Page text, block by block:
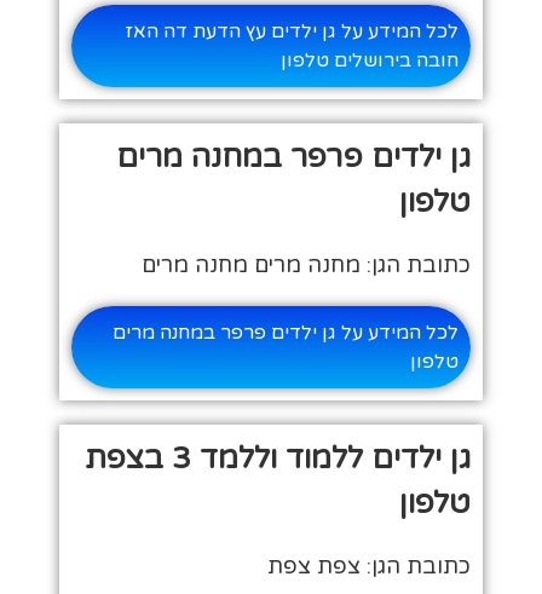
לכל המידע על גן ילדים עץ הדעת דה האז
חובה בירושלים טלפון
גן ילדים פרפר במחנה מרים
טלפון
כתובת הגן: מחנה מרים מחנה מרים
לכל המידע על גן ילדים פרפר במחנה מרים
טלפון
גן ילדים ללמוד וללמד 3 בצפת
טלפון
כתובת הגן: צפת צפת